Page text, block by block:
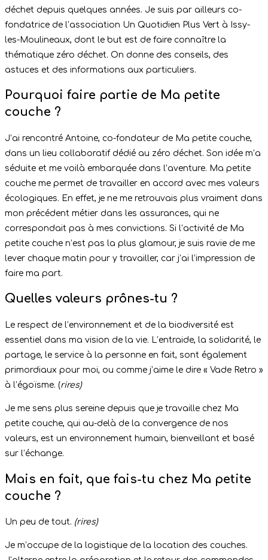
déchet depuis quelques années. Je suis par ailleurs co-
fondatrice de l’association Un Quotidien Plus Vert à Issy-
les-Moulineaux, dont le but est de faire connaître la
thématique zéro déchet. On donne des conseils, des
astuces et des informations aux particuliers.
Pourquoi faire partie de Ma petite
couche ?
J’ai rencontré Antoine, co-fondateur de Ma petite couche,
dans un lieu collaboratif dédié au zéro déchet. Son idée m’a
séduite et me voilà embarquée dans l’aventure. Ma petite
couche me permet de travailler en accord avec mes valeurs
écologiques. En effet, je ne me retrouvais plus vraiment dans
mon précédent métier dans les assurances, qui ne
correspondait pas à mes convictions. Si l’activité de Ma
petite couche n’est pas la plus glamour, je suis ravie de me
lever chaque matin pour y travailler, car j’ai l’impression de
faire ma part.
Quelles valeurs prônes-tu ?
Le respect de l’environnement et de la biodiversité est
essentiel dans ma vision de la vie. L’entraide, la solidarité, le
partage, le service à la personne en fait, sont également
primordiaux pour moi, ou comme j’aime le dire « Vade Retro »
à l’égoïsme. (rires)
Je me sens plus sereine depuis que je travaille chez Ma
petite couche, qui au-delà de la convergence de nos
valeurs, est un environnement humain, bienveillant et basé
sur l’échange.
Mais en fait, que fais-tu chez Ma petite
couche ?
Un peu de tout. (rires)
Je m’occupe de la logistique de la location des couches.